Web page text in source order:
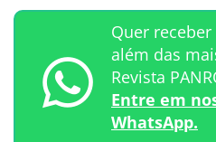
Quer
além das
Revista
Entre em
WhatsApp.